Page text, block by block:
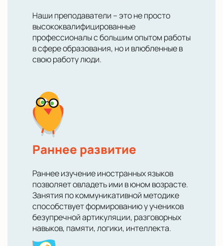
Наши преподаватели – это не просто
высококвалифицированные
профессионалы с большим опытом работы
в сфере образования, но и влюбленные в
свою работу люди.
Раннее развитие
Раннее изучение иностранных языков
позволяет овладеть ими в юном возрасте.
Занятия по коммуникативной методике
способствует формированию у учеников
безупречной артикуляции, разговорных
навыков, памяти, логики, интеллекта.